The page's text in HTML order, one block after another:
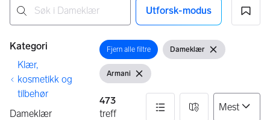
Utforsk-modus
Filtre
Kategori
Klær,
kosmetikk og
tilbehør
Dameklær
Åpne filter
Fjern alle filtre Vis filter
Dameklær Fjern filter
Vis filter
Armani
Fjern filter
473
treff